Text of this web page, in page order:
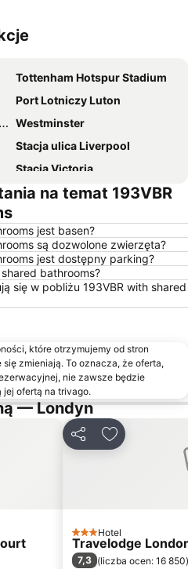
Tottenham Hotspur Stadium
Port Lotniczy Luton
Westminster
Stacja ulica Liverpool
Stacja Victoria
Hyde Park
Liverpool Street Metro Station
Chelsea
Stacja London Paddington
Centrum wystawowo/konferencyjne ExCeL
South Kensington
Warner Bros Studio Tour
Stacja Euston
Stratford Station
Waterloo Station
Plac Trafalgarski
Londyńskie Oko
na temat 193VBR
jest basen?
są dozwolone zwierzęta?
jest dostępny parking?
bathrooms?
się w pobliżu 193VBR with shared
które otrzymujemy od stron
zmieniają. To oznacza, że oferta,
nie zawsze będzie
ofertą na trivago.
— Londyn
UdostępnijDodaj do
3 Kategoria
Hotel
Travelodge
7,3 (liczba ocen: 16 850)